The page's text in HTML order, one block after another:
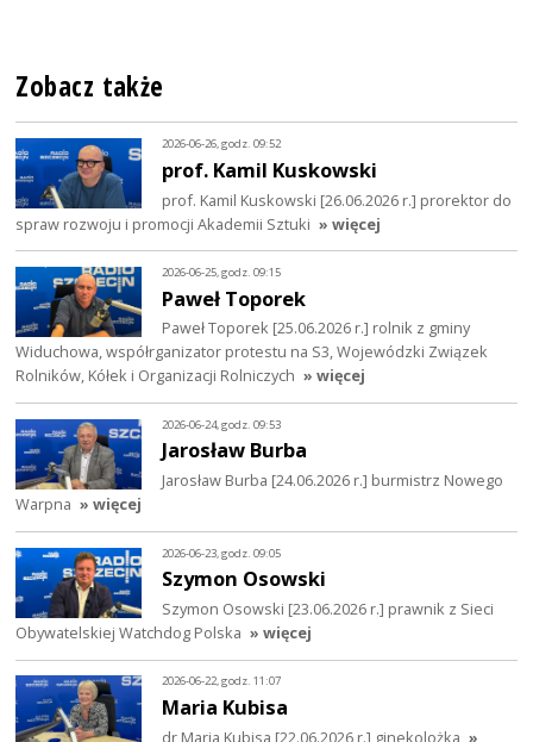
Zobacz także
2026-06-26, godz. 09:52
prof. Kamil Kuskowski
prof. Kamil Kuskowski [26.06.2026 r.] prorektor do
spraw rozwoju i promocji Akademii Sztuki » więcej
2026-06-25, godz. 09:15
Paweł Toporek
Paweł Toporek [25.06.2026 r.] rolnik z gminy
Widuchowa, współrganizator protestu na S3, Wojewódzki Związek
Rolników, Kółek i Organizacji Rolniczych » więcej
2026-06-24, godz. 09:53
Jarosław Burba
Jarosław Burba [24.06.2026 r.] burmistrz Nowego
Warpna » więcej
2026-06-23, godz. 09:05
Szymon Osowski
Szymon Osowski [23.06.2026 r.] prawnik z Sieci
Obywatelskiej Watchdog Polska » więcej
2026-06-22, godz. 11:07
Maria Kubisa
dr Maria Kubisa [22.06.2026 r.] ginekolożka »